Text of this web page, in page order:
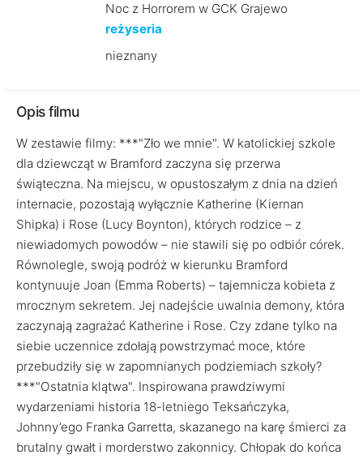
Noc z Horrorem w GCK Grajewo
reżyseria
nieznany
Opis filmu
W zestawie filmy: ***"Zło we mnie". W katolickiej szkole
dla dziewcząt w Bramford zaczyna się przerwa
świąteczna. Na miejscu, w opustoszałym z dnia na dzień
internacie, pozostają wyłącznie Katherine (Kiernan
Shipka) i Rose (Lucy Boynton), których rodzice – z
niewiadomych powodów – nie stawili się po odbiór córek.
Równolegle, swoją podróż w kierunku Bramford
kontynuuje Joan (Emma Roberts) – tajemnicza kobieta z
mrocznym sekretem. Jej nadejście uwalnia demony, która
zaczynają zagrażać Katherine i Rose. Czy zdane tylko na
siebie uczennice zdołają powstrzymać moce, które
przebudziły się w zapomnianych podziemiach szkoły?
***"Ostatnia klątwa". Inspirowana prawdziwymi
wydarzeniami historia 18-letniego Teksańczyka,
Johnny’ego Franka Garretta, skazanego na karę śmierci za
brutalny gwałt i morderstwo zakonnicy. Chłopak do końca